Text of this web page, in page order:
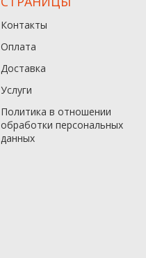
Контакты
Оплата
Доставка
Услуги
Политика в отношении
обработки персональных
данныx